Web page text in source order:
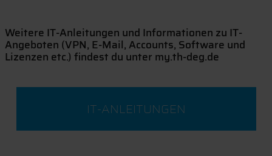
Weitere IT-Anleitungen und Informationen zu IT-
Angeboten (VPN, E-Mail, Accounts, Software und
Lizenzen etc.) findest du unter my.th-deg.de
IT-ANLEITUNGEN